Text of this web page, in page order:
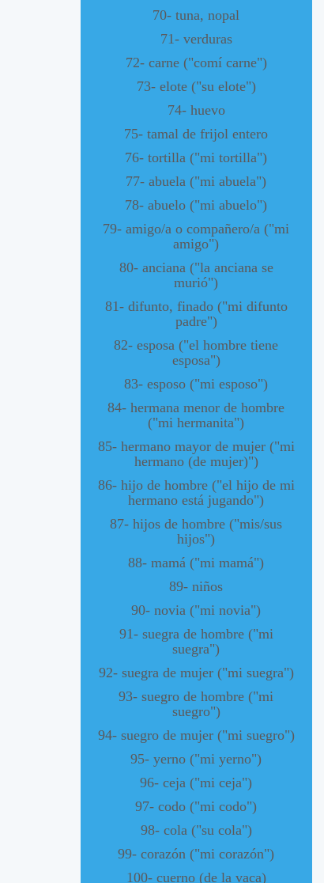
70- tuna, nopal
71- verduras
72- carne ("comí carne")
73- elote ("su elote")
74- huevo
75- tamal de frijol entero
76- tortilla ("mi tortilla")
77- abuela ("mi abuela")
78- abuelo ("mi abuelo")
79- amigo/a o compañero/a ("mi
amigo")
80- anciana ("la anciana se
murió")
81- difunto, finado ("mi difunto
padre")
82- esposa ("el hombre tiene
esposa")
83- esposo ("mi esposo")
84- hermana menor de hombre
("mi hermanita")
85- hermano mayor de mujer ("mi
hermano (de mujer)")
86- hijo de hombre ("el hijo de mi
hermano está jugando")
87- hijos de hombre ("mis/sus
hijos")
88- mamá ("mi mamá")
89- niños
90- novia ("mi novia")
91- suegra de hombre ("mi
suegra")
92- suegra de mujer ("mi suegra")
93- suegro de hombre ("mi
suegro")
94- suegro de mujer ("mi suegro")
95- yerno ("mi yerno")
96- ceja ("mi ceja")
97- codo ("mi codo")
98- cola ("su cola")
99- corazón ("mi corazón")
100- cuerno (de la vaca)